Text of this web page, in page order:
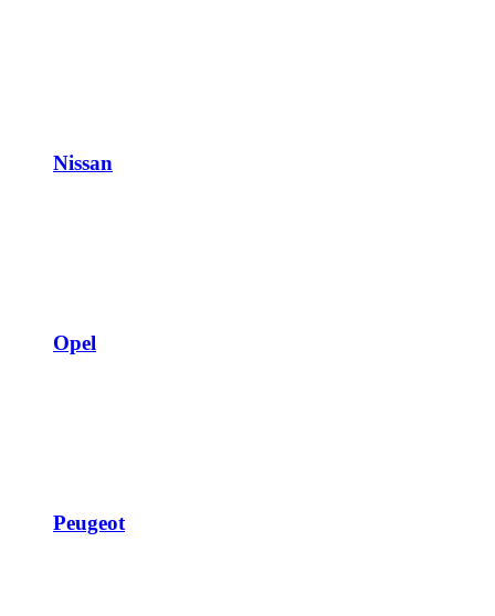
Nissan
Opel
Peugeot